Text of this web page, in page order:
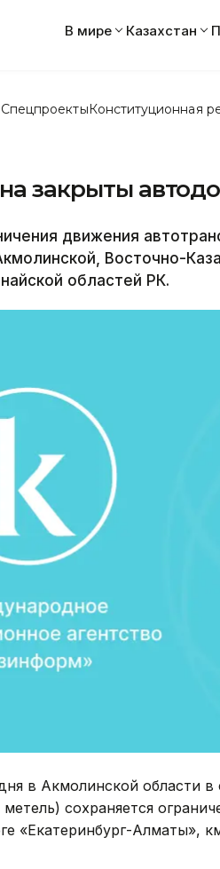
В мире Казахстан
СпецпроектыКонституционная
закрыты
движения
Восточно-
областей РК.
в Акмолинской области в
сохраняется
«Екатеринбург-Алматы»,